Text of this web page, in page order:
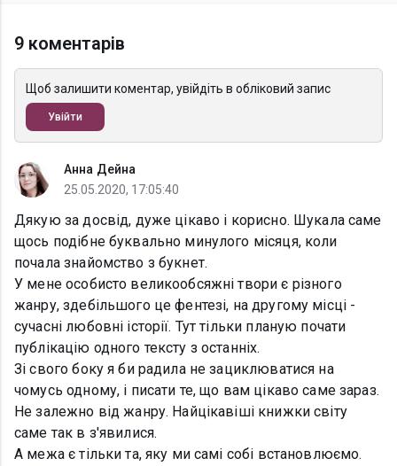
9 коментарів
Щоб залишити коментар, увійдіть в обліковий запис
Увійти
Анна Дейна
25.05.2020, 17:05:40
Дякую за досвід, дуже цікаво і корисно. Шукала саме
щось подібне буквально минулого місяця, коли
почала знайомство з букнет.
У мене особисто великообсяжні твори є різного
жанру, здебільшого це фентезі, на другому місці -
сучасні любовні історії. Тут тільки планую почати
публікацію одного тексту з останніх.
Зі свого боку я би радила не зациклюватися на
чомусь одному, і писати те, що вам цікаво саме зараз.
Не залежно від жанру. Найцікавіші книжки світу
саме так в з'явилися.
А межа є тільки та, яку ми самі собі встановлюємо.